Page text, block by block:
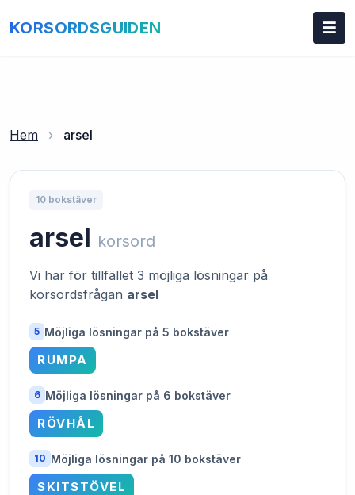
KORSORDSGUIDEN
Hem › arsel
10 bokstäver
arsel korsord
Vi har för tillfället 3 möjliga lösningar på
korsordsfrågan arsel
5 Möjliga lösningar på 5 bokstäver
RUMPA
6 Möjliga lösningar på 6 bokstäver
RÖVHÅL
10 Möjliga lösningar på 10 bokstäver
SKITSTÖVEL